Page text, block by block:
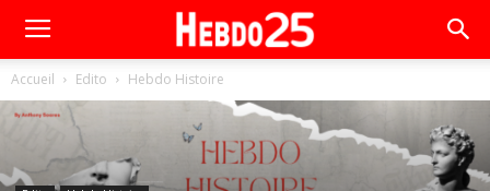
Accueil Edito Hebdo Histoire